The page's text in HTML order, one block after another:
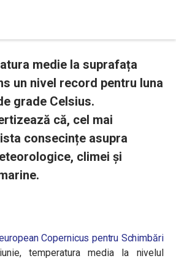
medie la suprafața
un nivel record pentru luna
grade Celsius.
că, cel mai
consecințe asupra
climei și
Copernicus pentru Schimbări
temperatura media la nivelul